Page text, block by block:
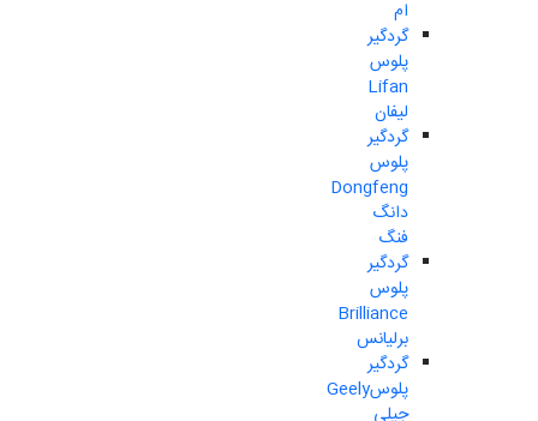
ام
گردگیر
پلوس
Lifan
لیفان
گردگیر
پلوس
Dongfeng
دانگ
فنگ
گردگیر
پلوس
Brilliance
برلیانس
گردگیر
پلوسGeely
جیلی